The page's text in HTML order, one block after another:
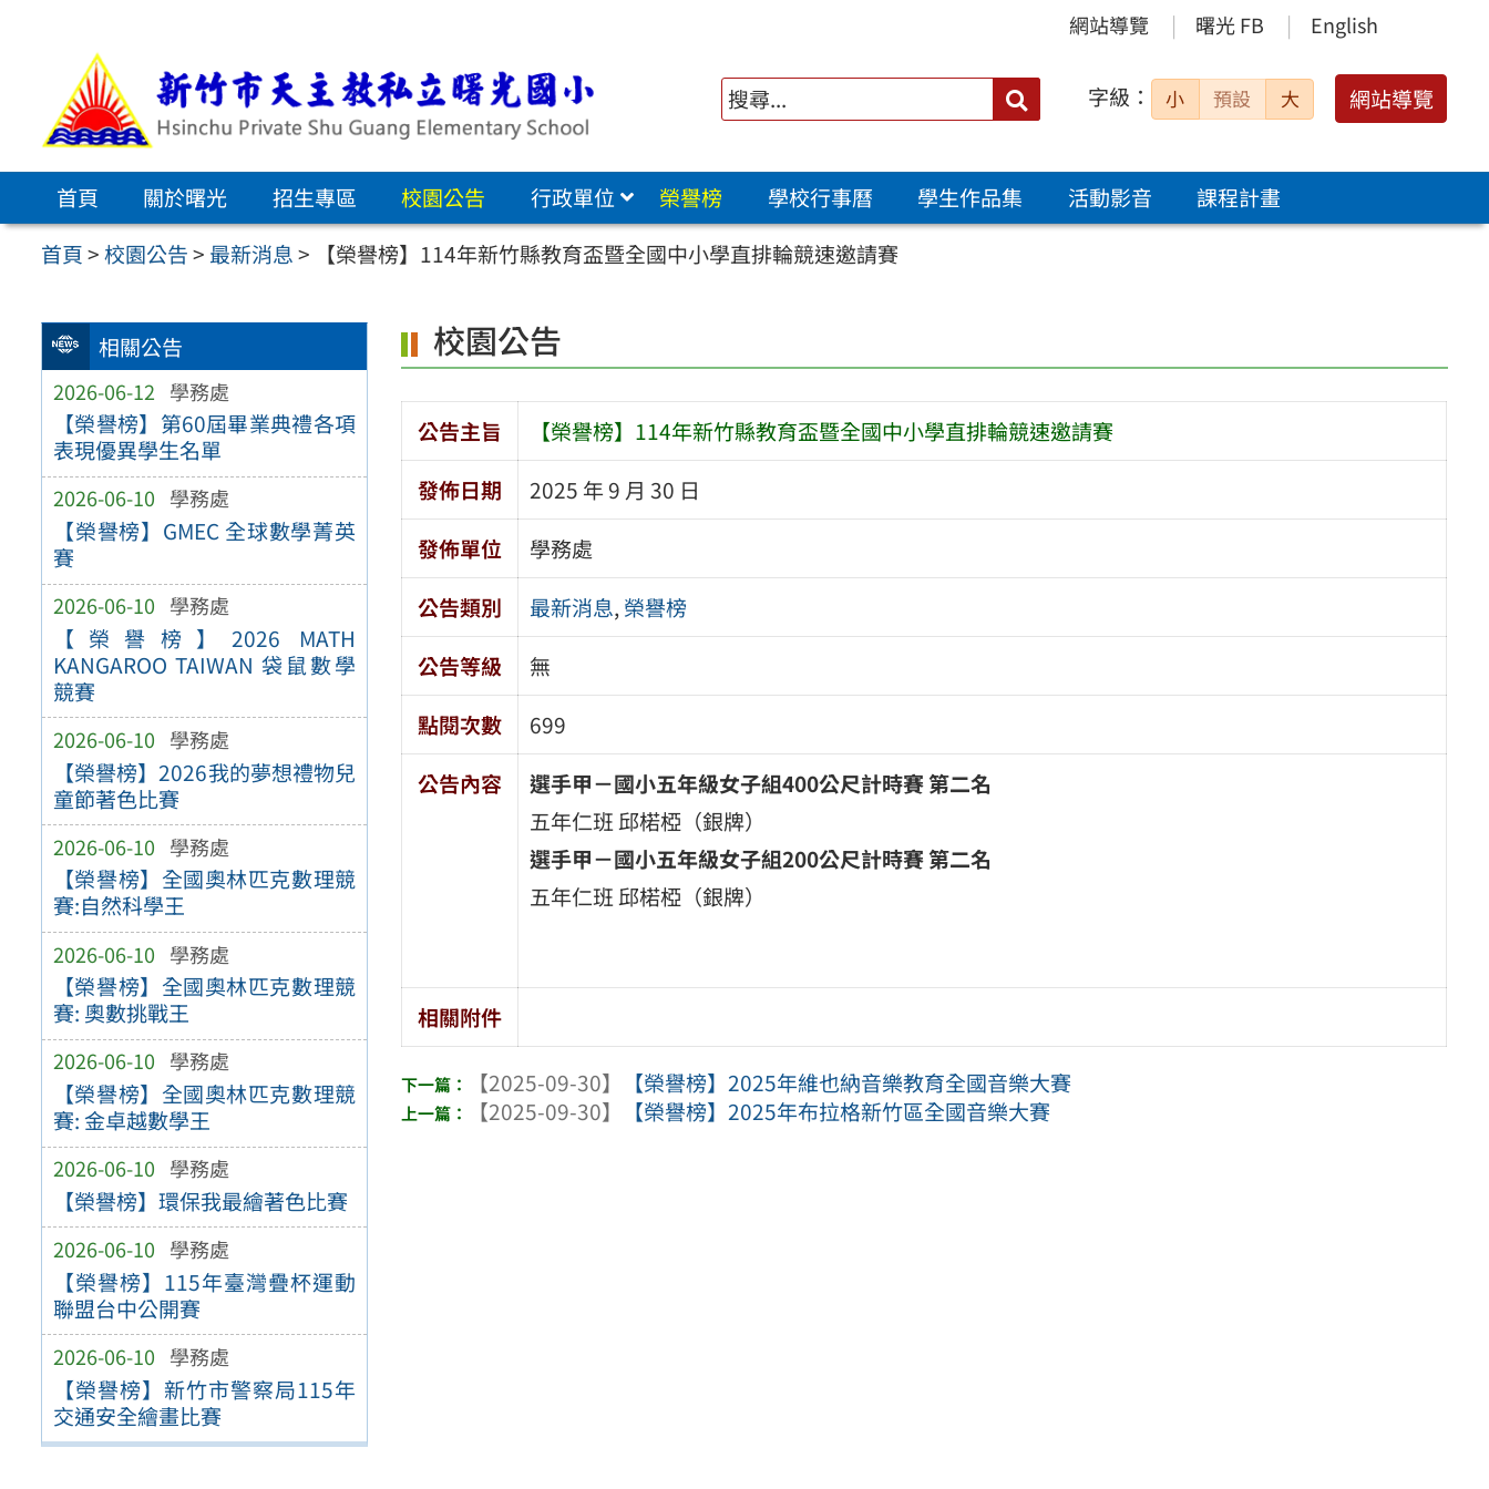
內
網站導覽 曙光 FB English
搜
字級： 小 預設 大 網站導覽
首頁 關於曙光 招生專區 校園公告 行政單位 榮譽榜 學校行事曆 學生作品集 活動影音
課程計畫
首頁>校園公告> 最新消息> 【榮譽榜】114年新竹縣教育盃暨全國中小學直排輪競速邀請賽
相關公告
2026-06-12 學務處
【榮譽榜】第60屆畢業典禮各項
表現優異學生名單
2026-06-10 學務處
【榮譽榜】GMEC 全球數學菁英
賽
2026-06-10 學務處
【榮譽榜】2026 MATH
KANGAROO TAIWAN 袋鼠數學
競賽
2026-06-10 學務處
【榮譽榜】2026我的夢想禮物兒
童節著色比賽
2026-06-10 學務處
【榮譽榜】全國奧林匹克數理競
賽:自然科學王
2026-06-10 學務處
【榮譽榜】全國奧林匹克數理競
賽: 奧數挑戰王
2026-06-10 學務處
【榮譽榜】全國奧林匹克數理競
賽: 金卓越數學王
2026-06-10 學務處
【榮譽榜】環保我最繪著色比賽
2026-06-10 學務處
【榮譽榜】115年臺灣疊杯運動
聯盟台中公開賽
2026-06-10 學務處
【榮譽榜】新竹市警察局115年
交通安全繪畫比賽
校園公告
公告主旨
【榮譽榜】114年新竹縣教育盃暨全國中小學直排輪競速邀請賽
發佈日期
2025 年 9 月 30 日
發佈單位
學務處
公告類別
最新消息,榮譽榜
公告等級
無
點閱次數
699
公告內容
選手甲－國小五年級女子組400公尺計時賽第二名
五年仁班 邱楉椏（銀牌）
選手甲－國小五年級女子組200公尺計時賽第二名
五年仁班 邱楉椏（銀牌）
相關附件
【2025-09-30】
【榮譽榜】2025年維也納音樂教育全國音樂大賽
【2025-09-30】
【榮譽榜】2025年布拉格新竹區全國音樂大賽